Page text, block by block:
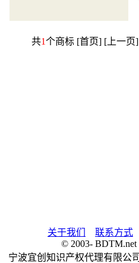
共1个商标 [首页] [上一页
关于我们 联系方式
© 2003-BDTM.net
宁波宜创知识产权代理有限公